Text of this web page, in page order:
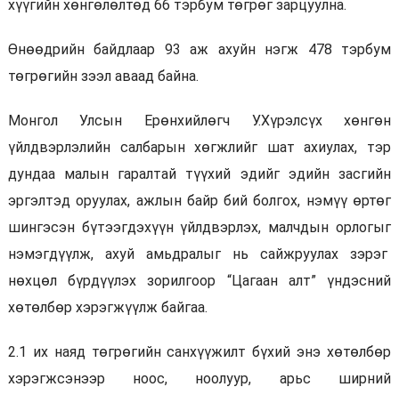
хүүгийн хөнгөлөлтөд 66 тэрбум төгрөг зарцуулна.
Өнөөдрийн байдлаар 93 аж ахуйн нэгж 478 тэрбум
төгрөгийн зээл аваад байна.
Монгол Улсын Ерөнхийлөгч У.Хүрэлсүх хөнгөн
үйлдвэрлэлийн салбарын хөгжлийг шат ахиулах, тэр
дундаа малын гаралтай түүхий эдийг эдийн засгийн
эргэлтэд оруулах, ажлын байр бий болгох, нэмүү өртөг
шингэсэн бүтээгдэхүүн үйлдвэрлэх, малчдын орлогыг
нэмэгдүүлж, ахуй амьдралыг нь сайжруулах зэрэг
нөхцөл бүрдүүлэх зорилгоор “Цагаан алт” үндэсний
хөтөлбөр хэрэгжүүлж байгаа.
2.1 их наяд төгрөгийн санхүүжилт бүхий энэ хөтөлбөр
хэрэгжсэнээр ноос, ноолуур, арьс ширний